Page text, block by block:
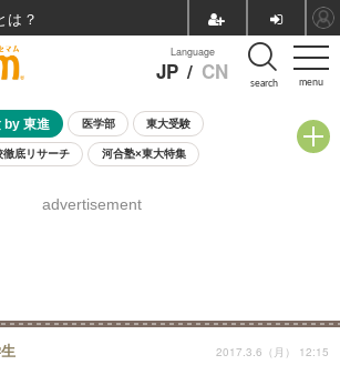
menu
Language
JP / CN search
by 東進 医学部 東大受験
徹底リサーチ 河合塾×東大特集
8月開催学校説明会・相談会
advertisement
2017.3.6（月） 12:15